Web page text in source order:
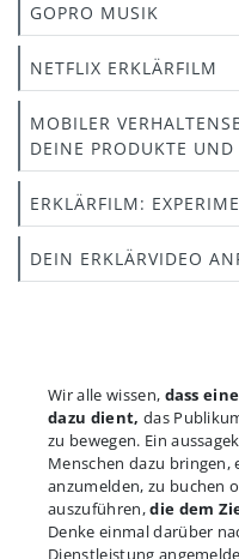
GOPRO MUSIK
NETFLIX ERKLÄRFILM
MOBILER
DEINE PRODUKTE
ERKLÄRFILM:
DEIN ERKLÄRVIDEO
Wir alle wissen, dass
dazu dient, das
zu bewegen. Ein
Menschen dazu bringen,
anzumelden, zu buchen
auszuführen,die dem
Denke einmal darüber
Dienstleistung